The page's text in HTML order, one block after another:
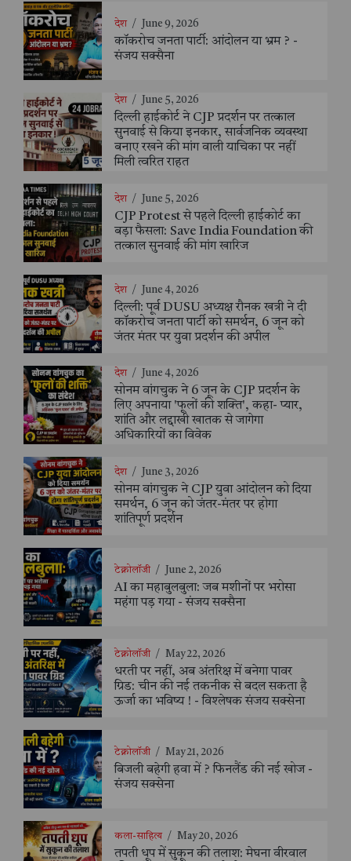
देश / June 9, 2026
कॉकरोच जनता पार्टी: आंदोलन या भ्रम ? -
संजय सक्सैना
देश / June 5, 2026
दिल्ली हाईकोर्ट ने CJP प्रदर्शन पर तत्काल
सुनवाई से किया इनकार, सार्वजनिक व्यवस्था
बनाए रखने की मांग वाली याचिका पर नहीं
मिली त्वरित राहत
देश / June 5, 2026
CJP Protest से पहले दिल्ली हाईकोर्ट का
बड़ा फैसला: Save India Foundation की
तत्काल सुनवाई की मांग खारिज
देश / June 4, 2026
दिल्ली: पूर्व DUSU अध्यक्ष रौनक खत्री ने दी
कॉकरोच जनता पार्टी को समर्थन, 6 जून को
जंतर मंतर पर युवा प्रदर्शन की अपील
देश / June 4, 2026
सोनम वांगचुक ने 6 जून के CJP प्रदर्शन के
लिए अपनाया 'फूलों की शक्ति', कहा- प्यार,
शांति और लद्दाखी खातक से जागेगा
अधिकारियों का विवेक
देश / June 3, 2026
सोनम वांगचुक ने CJP युवा आंदोलन को दिया
समर्थन, 6 जून को जंतर-मंतर पर होगा
शांतिपूर्ण प्रदर्शन
टेक्नोलॉजी / June 2, 2026
AI का महाबुलबुला: जब मशीनों पर भरोसा
महंगा पड़ गया - संजय सक्सैना
टेक्नोलॉजी / May 22, 2026
धरती पर नहीं, अब अंतरिक्ष में बनेगा पावर
ग्रिड: चीन की नई तकनीक से बदल सकता है
ऊर्जा का भविष्य ! - विश्लेषक संजय सक्सेना
टेक्नोलॉजी / May 21, 2026
बिजली बहेगी हवा में ? फिनलैंड की नई खोज -
संजय सक्सेना
कला-साहित्य / May 20, 2026
तपती धूप में सुकून की तलाश: मेघना वीरवाल